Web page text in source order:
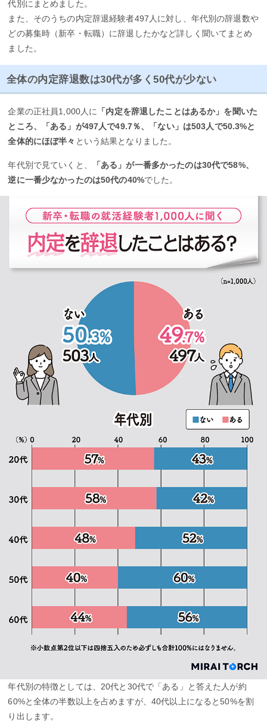
代別にまとめました。
また、そのうちの内定辞退経験者497人に対し、年代別の辞退数や
どの募集時（新卒・転職）に辞退したかなど詳しく聞いてまとめ
ました。
全体の内定辞退数は30代が多く50代が少ない
企業の正社員1,000人に
「内定を辞退したことはあるか」を聞いた
ところ、「ある」が497人で49.7％、「ない」は503人で50.3%と
全体的にほぼ半々 という結果となりました。
年代別で見ていくと、
「ある」が一番多かったのは30代で58%、
逆に一番少なかったのは50代の40%でした。
年代別の特徴としては、20代と30代で「ある」と答えた人が約
60%と全体の半数以上を占めますが、40代以上になると50%を割
り出します。